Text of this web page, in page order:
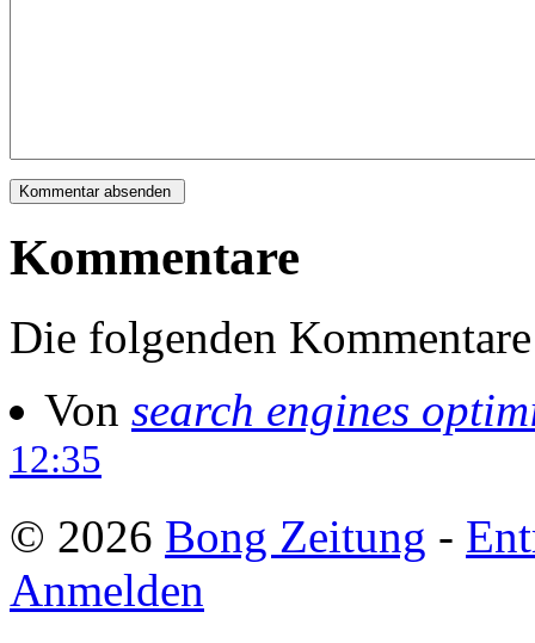
Kommentare
Die folgenden
Von search engines
12:35
© 2026 Bong Zeitung -
Anmelden